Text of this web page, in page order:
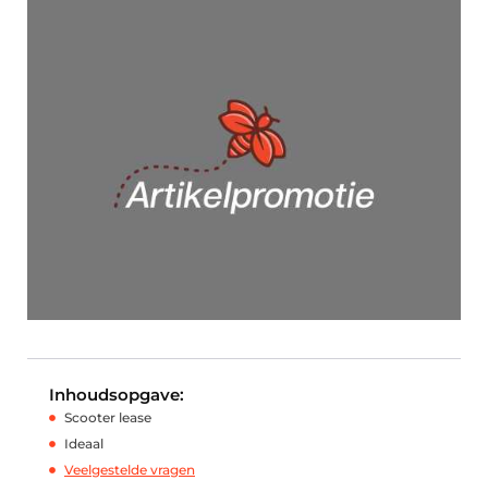
Inhoudsopgave:
Scooter lease
Ideaal
Veelgestelde vragen